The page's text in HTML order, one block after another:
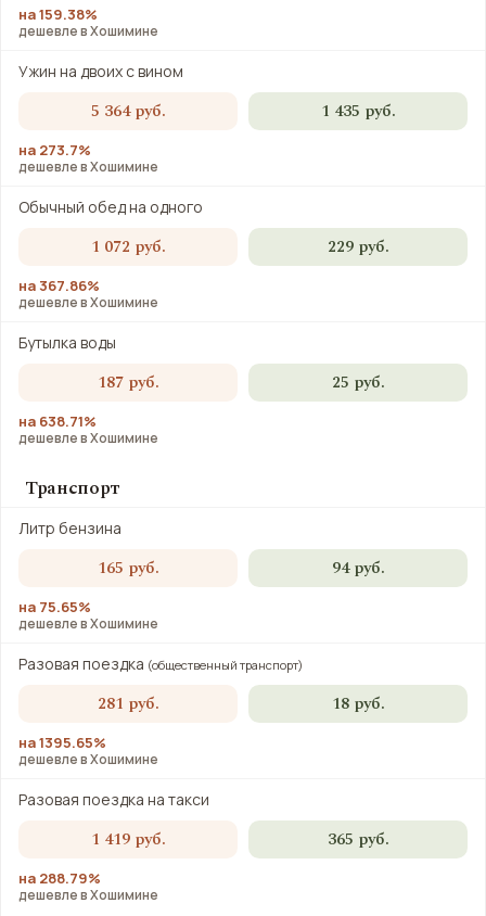
на 159.38%
дешевле в Хошимине
Ужин на двоих с вином
5 364 руб. 1 435 руб.
на 273.7%
дешевле в Хошимине
Обычный обед на одного
1 072 руб. 229 руб.
на 367.86%
дешевле в Хошимине
Бутылка воды
187 руб. 25 руб.
на 638.71%
дешевле в Хошимине
Транспорт
Литр бензина
165 руб. 94 руб.
на 75.65%
дешевле в Хошимине
Разовая поездка (общественный транспорт)
281 руб. 18 руб.
на 1395.65%
дешевле в Хошимине
Разовая поездка на такси
1 419 руб. 365 руб.
на 288.79%
дешевле в Хошимине